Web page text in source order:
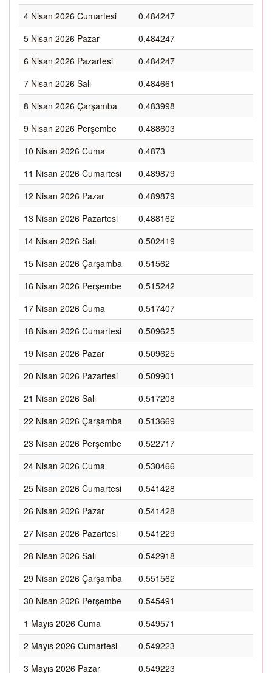
4 Nisan 2026 Cumartesi
0.484247
5 Nisan 2026 Pazar
0.484247
6 Nisan 2026 Pazartesi
0.484247
7 Nisan 2026 Salı
0.484661
8 Nisan 2026 Çarşamba
0.483998
9 Nisan 2026 Perşembe
0.488603
10 Nisan 2026 Cuma
0.4873
11 Nisan 2026 Cumartesi
0.489879
12 Nisan 2026 Pazar
0.489879
13 Nisan 2026 Pazartesi
0.488162
14 Nisan 2026 Salı
0.502419
15 Nisan 2026 Çarşamba
0.51562
16 Nisan 2026 Perşembe
0.515242
17 Nisan 2026 Cuma
0.517407
18 Nisan 2026 Cumartesi
0.509625
19 Nisan 2026 Pazar
0.509625
20 Nisan 2026 Pazartesi
0.509901
21 Nisan 2026 Salı
0.517208
22 Nisan 2026 Çarşamba
0.513669
23 Nisan 2026 Perşembe
0.522717
24 Nisan 2026 Cuma
0.530466
25 Nisan 2026 Cumartesi
0.541428
26 Nisan 2026 Pazar
0.541428
27 Nisan 2026 Pazartesi
0.541229
28 Nisan 2026 Salı
0.542918
29 Nisan 2026 Çarşamba
0.551562
30 Nisan 2026 Perşembe
0.545491
1 Mayıs 2026 Cuma
0.549571
2 Mayıs 2026 Cumartesi
0.549223
3 Mayıs 2026 Pazar
0.549223